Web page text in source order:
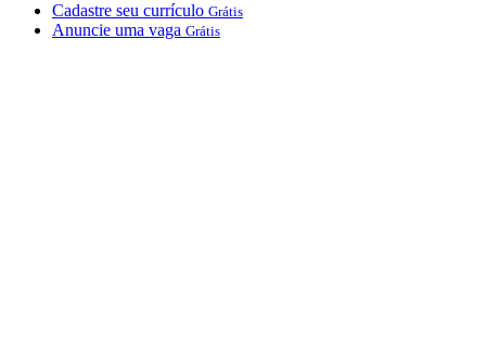
Cadastre seu currículo Grátis
Anuncie uma vaga Grátis